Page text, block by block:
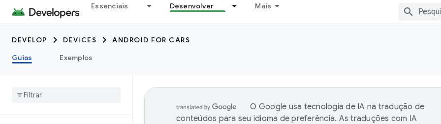
Essenciais Desenvolver Mais
DEVELOP DEVICES
ANDROID FOR CARS
Guias
Exemplos
O Google usa tecnologia de IA na tradução de
conteúdos para seu idioma de preferência. As traduções com IA